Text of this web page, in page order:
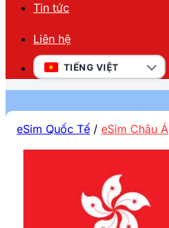
Tin tức
Liên hệ
TIẾNG VIỆT
eSim Quốc Tế / eSim Châu Á